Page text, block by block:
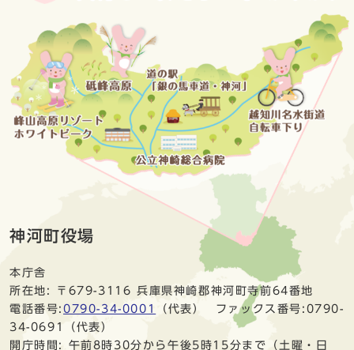
神河町役場
本庁舎
所在地: 〒679-3116 兵庫県神崎郡神河町寺前64番地
電話番号: 0790-34-0001
（代表） ファックス番号:0790-
34-0691（代表）
開庁時間: 午前8時30分から午後5時15分まで（土曜・日